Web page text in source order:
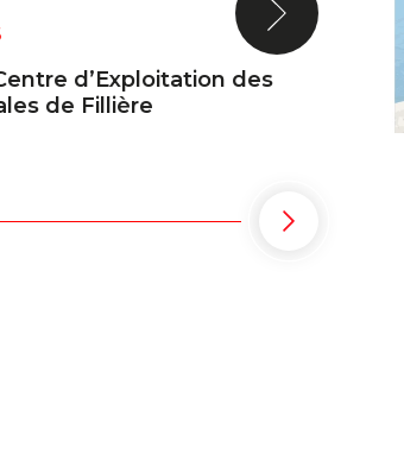
d’Exploitation des
de Fillière